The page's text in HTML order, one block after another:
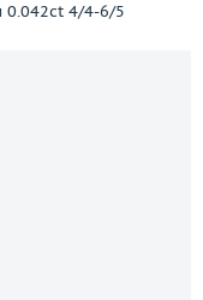
0.042ct 4/4-6/5